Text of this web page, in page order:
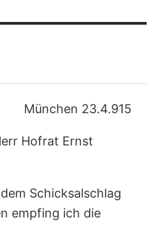
München 23.4.915
Hofrat Ernst
Schicksalschlag
empfing ich die